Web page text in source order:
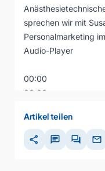
sprechen wir mit
Personalmarketing
Audio-Player
00:00
00:00
Artikel teilen
share chat forum mail